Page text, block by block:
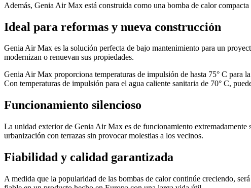
Además, Genia Air Max está construida como una bomba de calor
Ideal para reformas y nueva construcción
Genia Air Max es la solución perfecta de bajo mantenimiento para un
modernizan o renuevan sus propiedades.
Genia Air Max proporciona temperaturas de impulsión de hasta 75° C para
Con temperaturas de impulsión para el agua caliente sanitaria de 70° C,
Funcionamiento silencioso
La unidad exterior de Genia Air Max es de funcionamiento
urbanización con terrazas sin provocar molestias a los vecinos.
Fiabilidad y calidad garantizada
A medida que la popularidad de las bombas de calor continúe creciendo,